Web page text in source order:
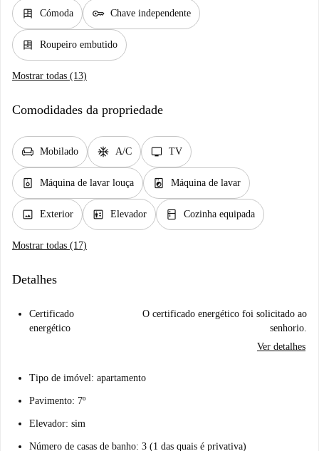
dresser Cómoda key Chave independente
dresser Roupeiro embutido
Mostrar todas (13)
Comodidades da propriedade
chair Mobilado ac_unit A/C tv TV
dishwasher_gen Máquina de lavar louça local_laundry_service Máquina de lavar
image Exterior elevator Elevador kitchen Cozinha equipada
Mostrar todas (17)
Detalhes
Certificado
energético
O certificado energético foi solicitado ao
senhorio.
Ver detalhes
Tipo de imóvel: apartamento
Pavimento: 7º
Elevador: sim
Número de casas de banho: 3 (1 das quais é privativa)